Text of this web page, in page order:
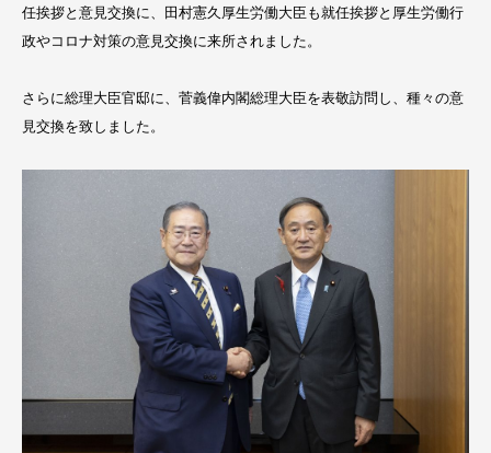
任挨拶と意見交換に、田村憲久厚生労働大臣も就任挨拶と厚生労働行
政やコロナ対策の意見交換に来所されました。
さらに総理大臣官邸に、菅義偉内閣総理大臣を表敬訪問し、種々の意
見交換を致しました。